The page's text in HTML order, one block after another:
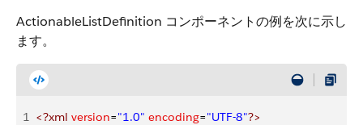
ActionableListDefinition コンポーネントの例を次に示し
ます。
1 <?xml version="1.0" encoding="UTF-8"?>